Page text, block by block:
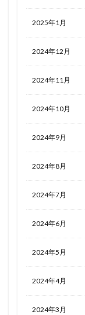
2025年1月
2024年12月
2024年11月
2024年10月
2024年9月
2024年8月
2024年7月
2024年6月
2024年5月
2024年4月
2024年3月